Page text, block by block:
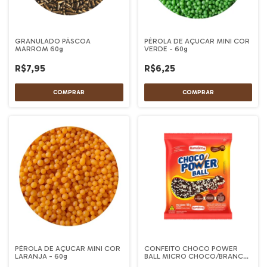
GRANULADO PÁSCOA
MARROM 60g
R$7,95
PÉROLA DE AÇUCAR MINI COR
VERDE - 60g
R$6,25
PÉROLA DE AÇUCAR MINI COR
LARANJA - 60g
CONFEITO CHOCO POWER
BALL MICRO CHOCO/BRANCO